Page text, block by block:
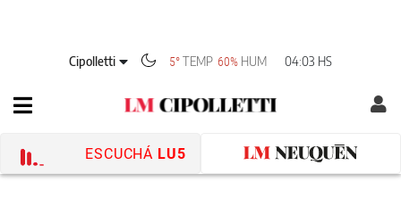
Cipolletti 5° TEMP 60% HUM 04:03 HS
ESCUCHÁ LU5